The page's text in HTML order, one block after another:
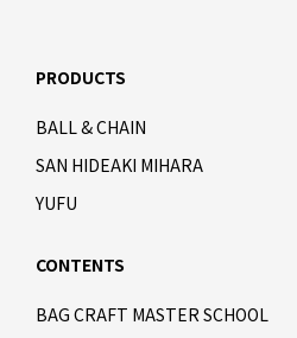
PRODUCTS
BALL & CHAIN
SAN HIDEAKI MIHARA
YUFU
CONTENTS
BAG CRAFT MASTER SCHOOL